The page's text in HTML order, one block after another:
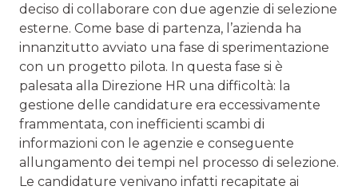
deciso di collaborare con due agenzie di selezione
esterne. Come base di partenza, l’azienda ha
innanzitutto avviato una fase di sperimentazione
con un progetto pilota. In questa fase si è
palesata alla Direzione HR una difficoltà: la
gestione delle candidature era eccessivamente
frammentata, con inefficienti scambi di
informazioni con le agenzie e conseguente
allungamento dei tempi nel processo di selezione.
Le candidature venivano infatti recapitate ai